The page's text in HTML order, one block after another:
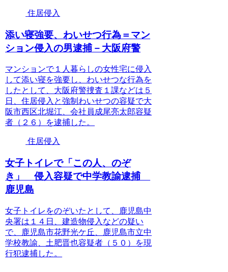
住居侵入
添い寝強要、わいせつ行為＝マン
ション侵入の男逮捕－大阪府警
マンションで１人暮らしの女性宅に侵入
して添い寝を強要し、わいせつな行為を
したとして、大阪府警捜査１課などは５
日、住居侵入と強制わいせつの容疑で大
阪市西区北堀江、会社員成尾亮太郎容疑
者（２６）を逮捕した。
住居侵入
女子トイレで「この人、のぞ
き」 侵入容疑で中学教諭逮捕
鹿児島
女子トイレをのぞいたとして、鹿児島中
央署は１４日、建造物侵入などの疑い
で、鹿児島市花野光ケ丘、鹿児島市立中
学校教諭、土肥晋也容疑者（５０）を現
行犯逮捕した。